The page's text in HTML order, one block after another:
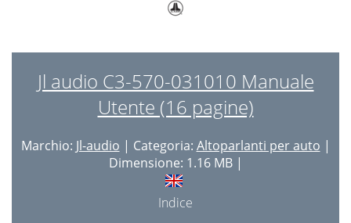
Jl audio C3-570-031010 Manuale
Utente (16 pagine)
Marchio: Jl-audio | Categoria: Altoparlanti per auto |
Dimensione: 1.16 MB |
Indice